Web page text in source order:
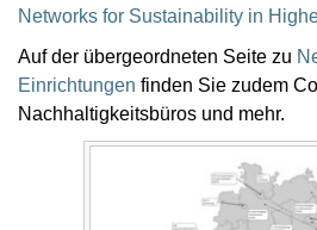
Networks for Sustainability in
Auf der übergeordneten Seite zu
Einrichtungen finden Sie zudem
Nachhaltigkeitsbüros und mehr.